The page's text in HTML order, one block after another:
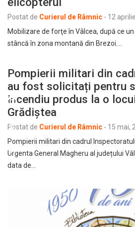
Postat de Curierul de Râmnic - 12
Mobilizare de forţe în Vâlcea, după ce
stâncă în zona montană din Brezoi.…
Pompierii militari din
au fost solicitați pentru
incendiu produs la o
Grădiștea
Postat de Curierul de Râmnic - 15 mai,
Pompierii militari din cadrul
Urgenta General Magheru al județului
data de…